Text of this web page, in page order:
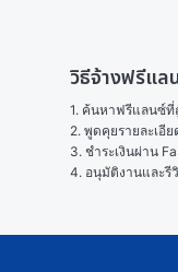
วิธีจ้างฟรีแ
1. ค้นหาฟรีแลนซ์ที่
2. พูดคุยรายละเอี
3. ชำระเงินผ่าน
4. อนุมัติงานและรี